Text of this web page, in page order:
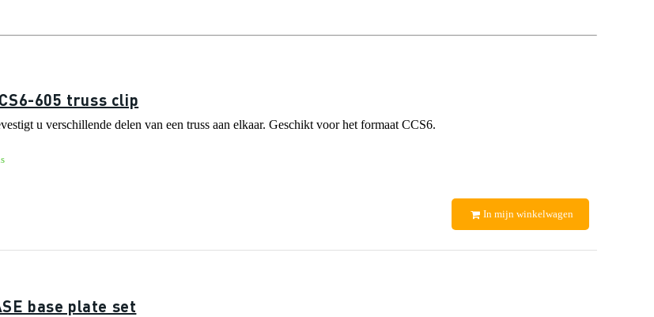
605 truss clip
u verschillende delen van een truss aan elkaar. Geschikt voor het formaat CCS6.
In mijn winkelwagen
base plate set